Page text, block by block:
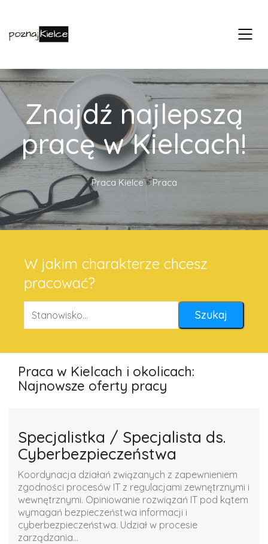
Znajdź najlepszą
pracę w Kielcach!
Praca Kielce»Praca
W jakim charakterze chcesz
pracować?
Praca w Kielcach i okolicach:
Najnowsze oferty pracy
Specjalistka / Specjalista ds.
Cyberbezpieczeństwa
Koordynacja działań związanych z zapewnieniem
zgodności procesów IT z regulacjami zewnętrznymi i
wewnętrznymi. Opiniowanie rozwiązań IT pod kątem
wymagań bezpieczeństwa informacji i
cyberbezpieczeństwa. Udział w procesie
zarządzania...